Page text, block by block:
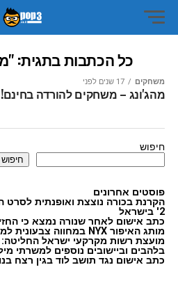
כל הכתבות בתגית:
משחקים 17 שנים לפני
מהג'ונג – משחקים להורדה בחינם!
חיפוש
חיפוש
פוסטים אחרונים
הקרנת בכורה נוצצת ואופנתית לסרט
2' בישראל
כתב אישום לאחר שנורה נמצא כי
מותג האיפור NYX במחווה צבעונית למשפחת סימפסון
בלהבים וביישובים נוספים למשרתי
כתב אישום נגד תושב לוד בגין רצח בנו בן ה-7